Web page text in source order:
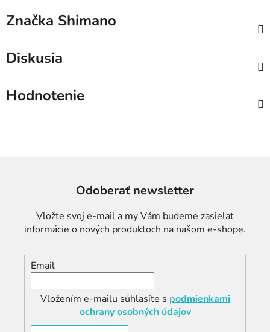
Značka Shimano
Diskusia
Hodnotenie
Odoberať newsletter
Vložte svoj e-mail a my Vám budeme zasielať
informácie o nových produktoch na našom e-shope.
Email
Vložením e-mailu súhlasíte s podmienkami
ochrany osobných údajov